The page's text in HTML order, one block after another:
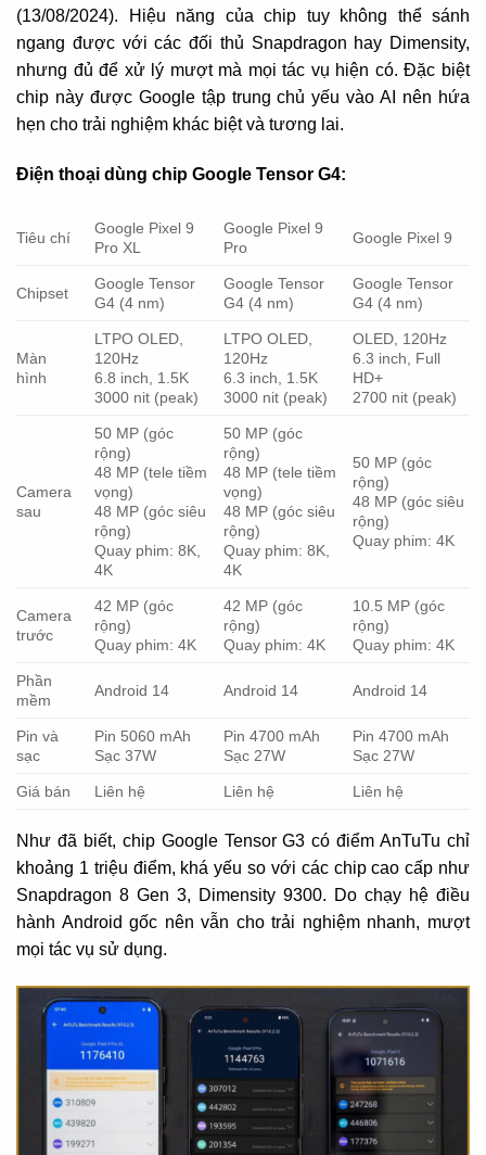
(13/08/2024). Hiệu năng của chip tuy không thể sánh
ngang được với các đối thủ Snapdragon hay Dimensity,
nhưng đủ để xử lý mượt mà mọi tác vụ hiện có. Đặc biệt
chip này được Google tập trung chủ yếu vào AI nên hứa
hẹn cho trải nghiệm khác biệt và tương lai.
Điện thoại dùng chip Google Tensor G4:
Tiêu chí
Google Pixel 9
Pro XL
Google Pixel 9
Pro
Google Pixel 9
Chipset
Google Tensor
G4 (4 nm)
Google Tensor
G4 (4 nm)
Google Tensor
G4 (4 nm)
Màn
hình
LTPO OLED,
120Hz
6.8 inch, 1.5K
3000 nit (peak)
LTPO OLED,
120Hz
6.3 inch, 1.5K
3000 nit (peak)
OLED, 120Hz
6.3 inch, Full
HD+
2700 nit (peak)
Camera
sau
50 MP (góc
rộng)
48 MP (tele tiềm
vọng)
48 MP (góc siêu
rộng)
Quay phim: 8K,
4K
50 MP (góc
rộng)
48 MP (tele tiềm
vọng)
48 MP (góc siêu
rộng)
Quay phim: 8K,
4K
50 MP (góc
rộng)
48 MP (góc siêu
rộng)
Quay phim: 4K
Camera
trước
42 MP (góc
rộng)
Quay phim: 4K
42 MP (góc
rộng)
Quay phim: 4K
10.5 MP (góc
rộng)
Quay phim: 4K
Phần
mềm
Android 14 Android 14 Android 14
Pin và
sạc
Pin 5060 mAh
Sạc 37W
Pin 4700 mAh
Sạc 27W
Pin 4700 mAh
Sạc 27W
Giá bán Liên hệ Liên hệ Liên hệ
Như đã biết, chip Google Tensor G3 có điểm AnTuTu chỉ
khoảng 1 triệu điểm, khá yếu so với các chip cao cấp như
Snapdragon 8 Gen 3, Dimensity 9300. Do chạy hệ điều
hành Android gốc nên vẫn cho trải nghiệm nhanh, mượt
mọi tác vụ sử dụng.